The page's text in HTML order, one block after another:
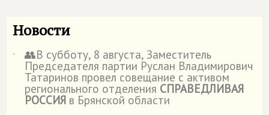
Новости
˙ 👥В субботу, 8 августа, Заместитель
Председателя партии Руслан Владимирович
Татаринов провел совещание с активом
регионального отделения СПРАВЕДЛИВАЯ
РОССИЯ в Брянской области